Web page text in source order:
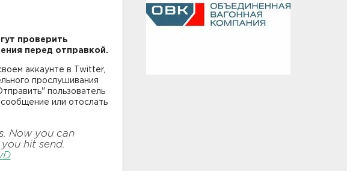
проверить
перед отправкой.
аккаунте в Twitter,
прослушивания
пользователь
или отослать
Now you can
hit send.